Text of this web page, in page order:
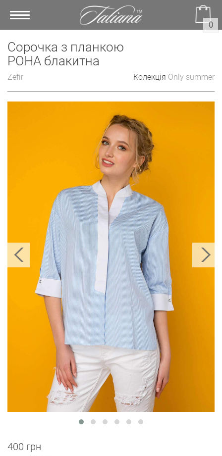
Toggle
0
Сорочка з планкою
РОНА блакитна
Zefir Колекція Only summer
400 грн